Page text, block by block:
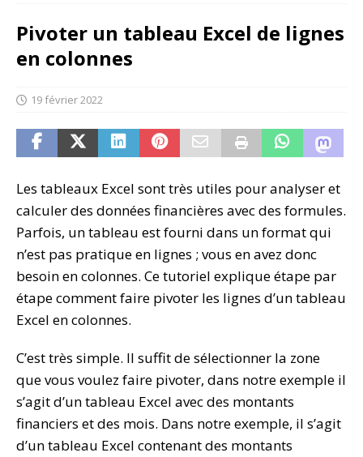
Pivoter un tableau Excel de lignes
en colonnes
19 février 2022
Les tableaux Excel sont très utiles pour analyser et
calculer des données financières avec des formules.
Parfois, un tableau est fourni dans un format qui
n’est pas pratique en lignes ; vous en avez donc
besoin en colonnes. Ce tutoriel explique étape par
étape comment faire pivoter les lignes d’un tableau
Excel en colonnes.
C’est très simple. Il suffit de sélectionner la zone
que vous voulez faire pivoter, dans notre exemple il
s’agit d’un tableau Excel avec des montants
financiers et des mois. Dans notre exemple, il s’agit
d’un tableau Excel contenant des montants